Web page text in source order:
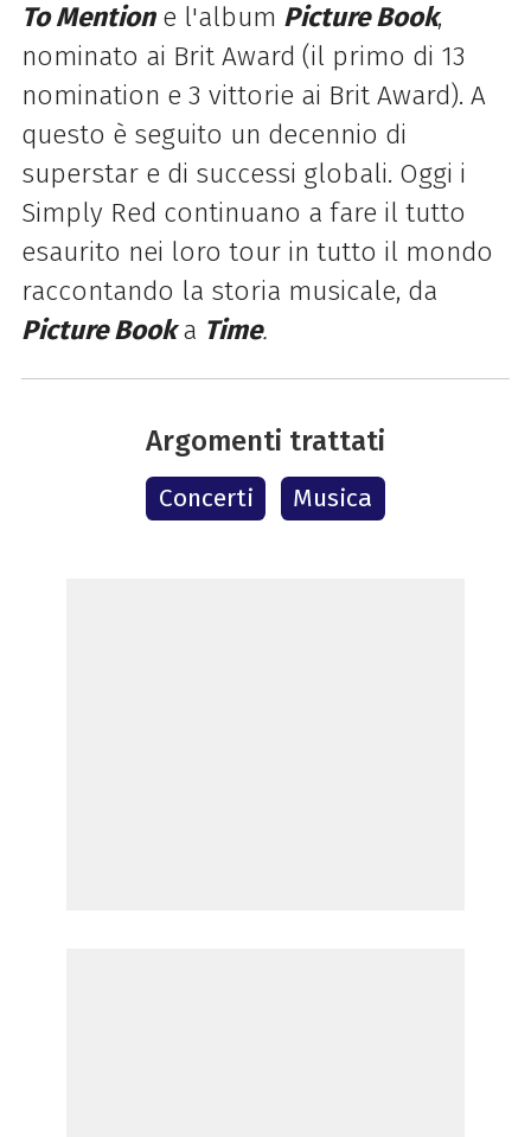
To Mentione l'album Picture Book,
nominato ai Brit Award (il primo di 13
nomination e 3 vittorie ai Brit Award). A
questo è seguito un decennio di
superstar e di successi globali. Oggi i
Simply Red continuano a fare il tutto
esaurito nei loro tour in tutto il mondo
raccontando la storia musicale, da
Picture Booka Time.
Argomenti trattati
Concerti Musica